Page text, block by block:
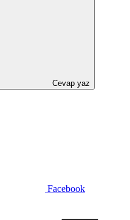
Cevap yaz
Facebook